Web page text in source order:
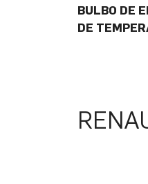
BULBO DE
DE